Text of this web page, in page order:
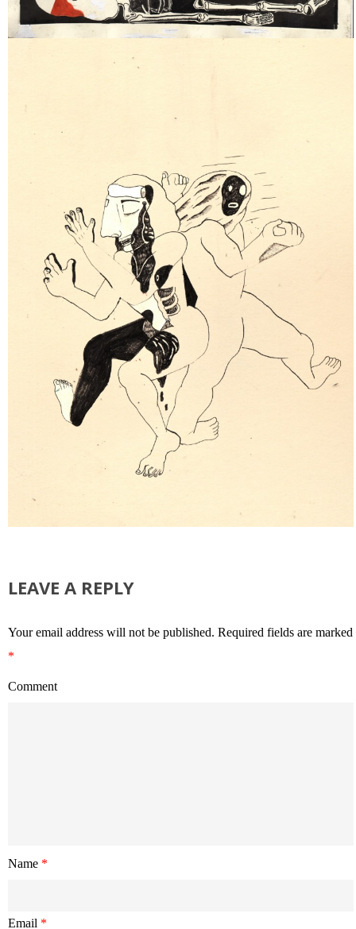
LEAVE A REPLY
Your email address will not be published. Required fields are marked
*
Comment
Name *
Email *